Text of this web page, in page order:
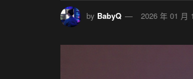
by BabyQ 2026 年 01 月